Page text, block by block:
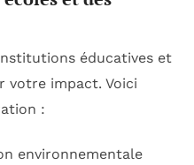
éducatives et
votre impact. Voici
:
environnementale